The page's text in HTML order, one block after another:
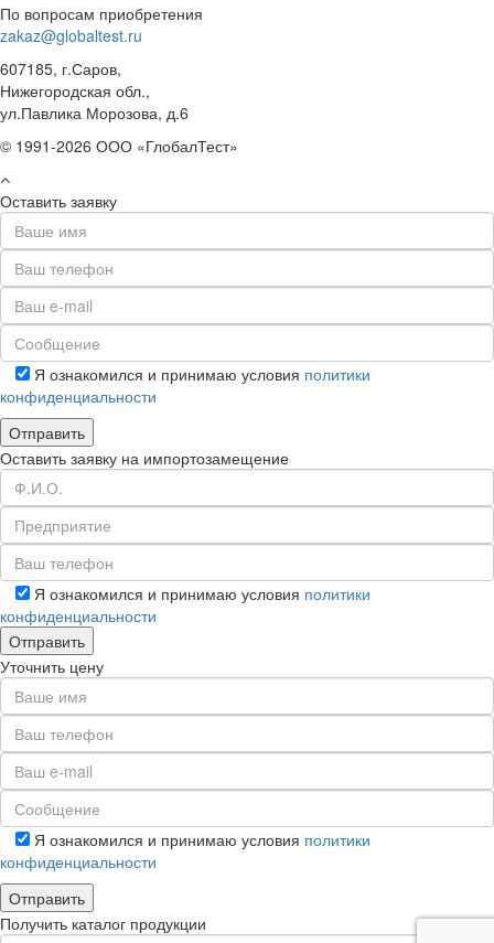
По вопросам приобретения
zakaz@globaltest.ru
607185, г.Саров,
Нижегородская обл.,
ул.Павлика Морозова, д.6
© 1991-2026 ООО «ГлобалТест»
Оставить заявку
Я ознакомился и принимаю условия политики
конфиденциальности
Оставить заявку на импортозамещение
Я ознакомился и принимаю условия политики
конфиденциальности
Уточнить цену
Я ознакомился и принимаю условия политики
конфиденциальности
Получить каталог продукции